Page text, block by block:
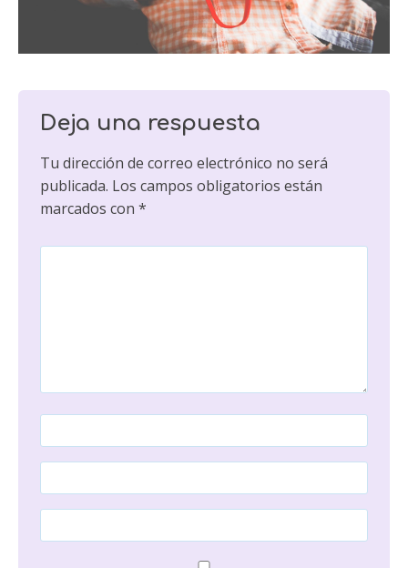
Deja una respuesta
Tu dirección de correo electrónico no será
publicada. Los campos obligatorios están
marcados con *